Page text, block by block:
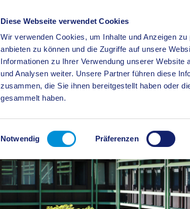
Diese Webseite verwendet Cookies
Wir verwenden Cookies, um Inhalte und Anzeigen
anbieten zu können und die Zugriffe auf unsere
Informationen zu Ihrer Verwendung unserer
und Analysen weiter. Unsere Partner führen diese
zusammen, die Sie ihnen bereitgestellt haben oder
gesammelt haben.
Einwilligungsauswahl
Notwendig Präferenzen
BÜRGERSERVICE